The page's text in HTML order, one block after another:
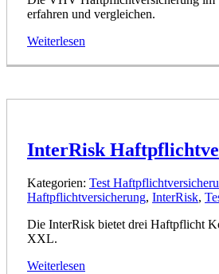
erfahren und vergleichen.
Weiterlesen
InterRisk
Kategorien: Test
Haftpflichtversicherung, InterRisk,
Die InterRisk bietet drei Haftpflicht
XXL.
Weiterlesen